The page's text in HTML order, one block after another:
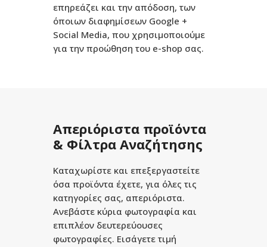
επηρεάζει και την απόδοση, των
όποιων διαφημίσεων Google +
Social Media, που χρησιμοποιούμε
για την προώθηση του e-shop σας.
Απεριόριστα προϊόντα
& Φίλτρα Αναζήτησης
Καταχωρίστε και επεξεργαστείτε
όσα προϊόντα έχετε, για όλες τις
κατηγορίες σας, απεριόριστα.
Ανεβάστε κύρια φωτογραφία και
επιπλέον δευτερεύουσες
φωτογραφίες. Εισάγετε τιμή